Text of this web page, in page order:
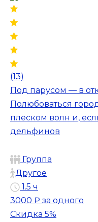
(13)
Под парусом — в
Полюбоваться
плеском волн и,
дельфинов
Группа
Другое
1.5 ч
3000 ₽ за одного
Скидка 5%